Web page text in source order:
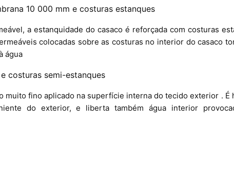
10 000 mm e costuras estanques
a estanquidade do casaco é reforçada com costuras
colocadas sobre as costuras no interior do casaco
água
costuras semi-estanques
muito fino aplicado na superfície interna do tecido exterior . É
do exterior, e liberta também água interior